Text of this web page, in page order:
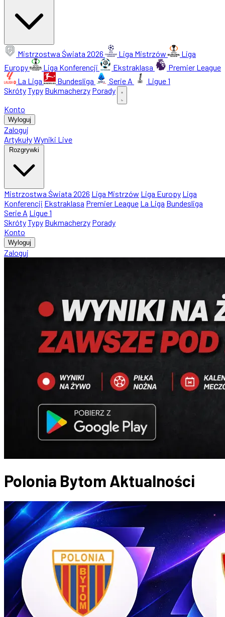
Mistrzostwa Świata 2026 Liga Mistrzów
Liga
Europy
Liga Konferencji Ekstraklasa
Premier League
La Liga
Bundesliga Serie A
Ligue 1
SkrótyTypy Bukmacherzy Porady
Konto
Wyloguj
Zaloguj
ArtykułyWyniki Live
Rozgrywki
Mistrzostwa Świata 2026 Liga Mistrzów Liga Europy Liga
Konferencji Ekstraklasa Premier League La Liga Bundesliga
Serie A Ligue 1
SkrótyTypy Bukmacherzy Porady
Konto
Wyloguj
Zaloguj
Polonia Bytom Aktualności